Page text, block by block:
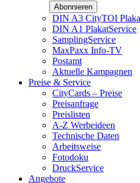
DIN A3 CityTOI
DIN A1 PlakatService
SamplingService
MaxPaxx Info-TV
Postamt
Aktuelle Kampagnen
Preise & Service
CityCards – Preise
Preisanfrage
Preislisten
A-Z Werbeideen
Technische Daten
Arbeitsweise
Fotodoku
DruckService
Angebote